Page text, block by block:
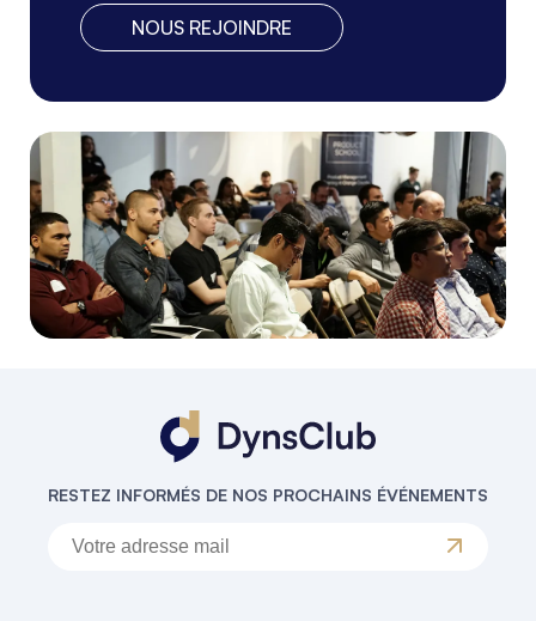
NOUS REJOINDRE
RESTEZ INFORMÉS DE NOS PROCHAINS ÉVÉNEMENTS